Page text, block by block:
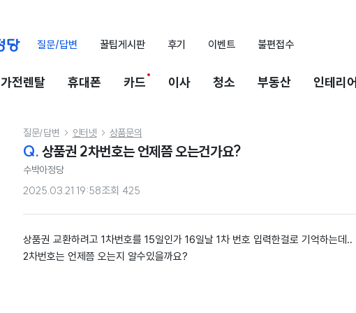
질문/답변 꿀팁게시판 후기 이벤트 불편접수
가전렌탈 휴대폰 카드 이사 청소 부동산 인테리어
질문/답변  인터넷  상품문의
Q. 상품권 2차번호는 언제쯤 오는건가요?
수박아정당
2025.03.21 19:58조회 425
상품권 교환하려고 1차번호를 15일인가 16일날 1차 번호 입력한걸로 기억하는데..
2차번호는 언제쯤 오는지 알수있을까요?